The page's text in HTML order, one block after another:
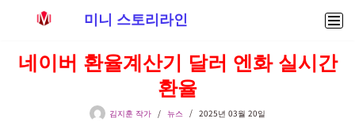
텐
미니 스토리라인
네이버 환율계산기 달러 엔화 실시간
환율
김지훈 작가 뉴스 2025년 03월 20일